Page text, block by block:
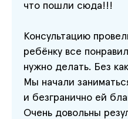
что пошли сюда!!!
Консультацию
ребёнку все
нужно делать. Без
Мы начали
и безгранично ей
Очень довольны